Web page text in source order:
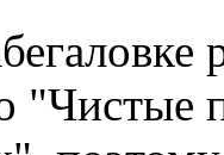
"Чистые